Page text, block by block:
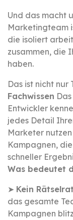
Und das macht
Marketingteam
die isoliert
zusammen, die
haben.
Das ist nicht nur
Fachwissen
Entwickler
jedes Detail
Marketer
Kampagnen,
schneller
Was bedeutet
➤ Kein
das gesamte
Kampagnen